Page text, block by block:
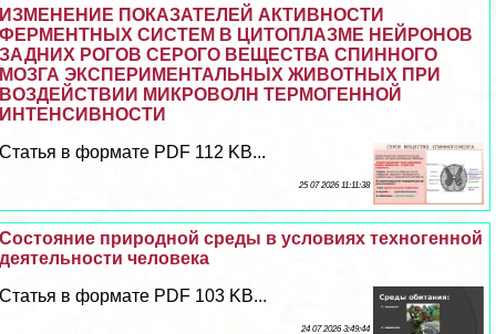
ИЗМЕНЕНИЕ ПОКАЗАТЕЛЕЙ АКТИВНОСТИ
ФЕРМЕНТНЫХ СИСТЕМ В ЦИТОПЛАЗМЕ НЕЙРОНОВ
ЗАДНИХ РОГОВ СЕРОГО ВЕЩЕСТВА СПИННОГО
МОЗГА ЭКСПЕРИМЕНТАЛЬНЫХ ЖИВОТНЫХ ПРИ
ВОЗДЕЙСТВИИ МИКРОВОЛН ТЕРМОГЕННОЙ
ИНТЕНСИВНОСТИ
Статья в формате PDF 112 KB...
25 07 2026 11:11:38
Состояние природной среды в условиях техногенной
деятельности человека
Статья в формате PDF 103 KB...
24 07 2026 3:49:44